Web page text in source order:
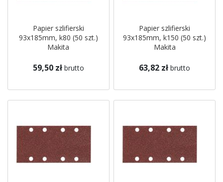
Papier szlifierski
93x185mm, k80 (50 szt.)
Makita
59,50 zł brutto
Papier szlifierski
93x185mm, k150 (50 szt.)
Makita
63,82 zł brutto